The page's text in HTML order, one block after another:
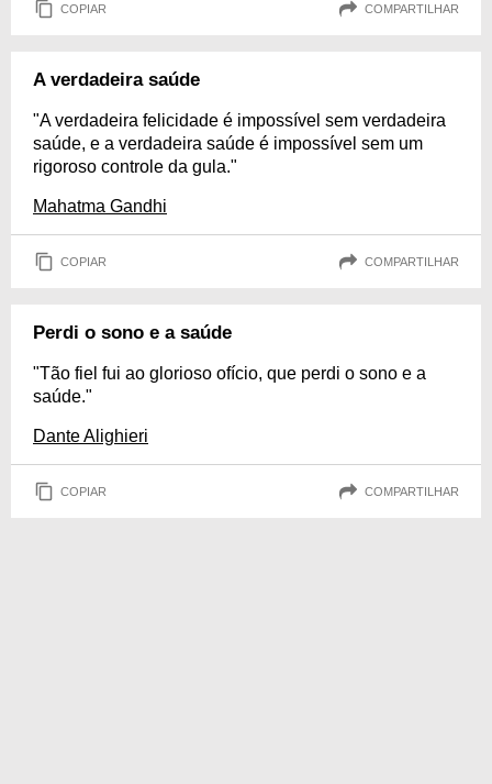
COPIAR COMPARTILHAR
A verdadeira saúde
"A verdadeira felicidade é impossível sem verdadeira
saúde, e a verdadeira saúde é impossível sem um
rigoroso controle da gula."
Mahatma Gandhi
COPIAR COMPARTILHAR
Perdi o sono e a saúde
"Tão fiel fui ao glorioso ofício, que perdi o sono e a
saúde."
Dante Alighieri
COPIAR COMPARTILHAR